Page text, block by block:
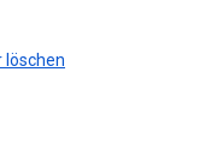
löschen